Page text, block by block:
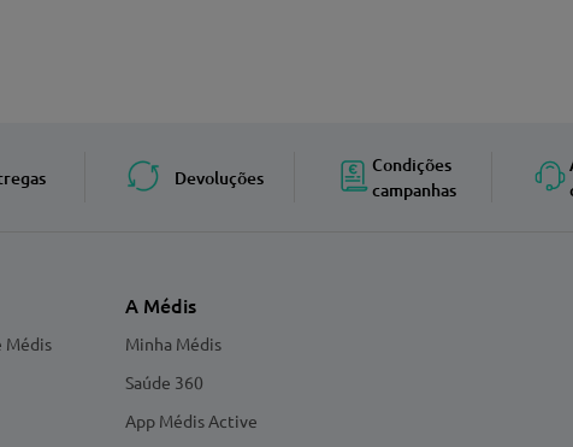
Devoluções
Condições
campanhas
Médis
A Médis
Minha Médis
Saúde 360
App Médis Active